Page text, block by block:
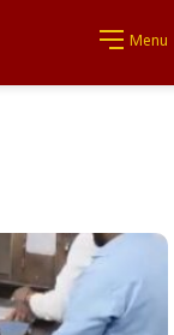
Menu